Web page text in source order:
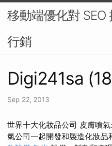
移動端優化對
行銷
Digi241sa
Sep 22, 2013
世界十大化妝品公司 皮膚噴
氣公司一起開發和製造化妝品